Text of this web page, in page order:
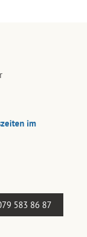
im
583 86 87